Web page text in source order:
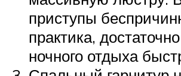
приступы
практика,
ночного отдыха